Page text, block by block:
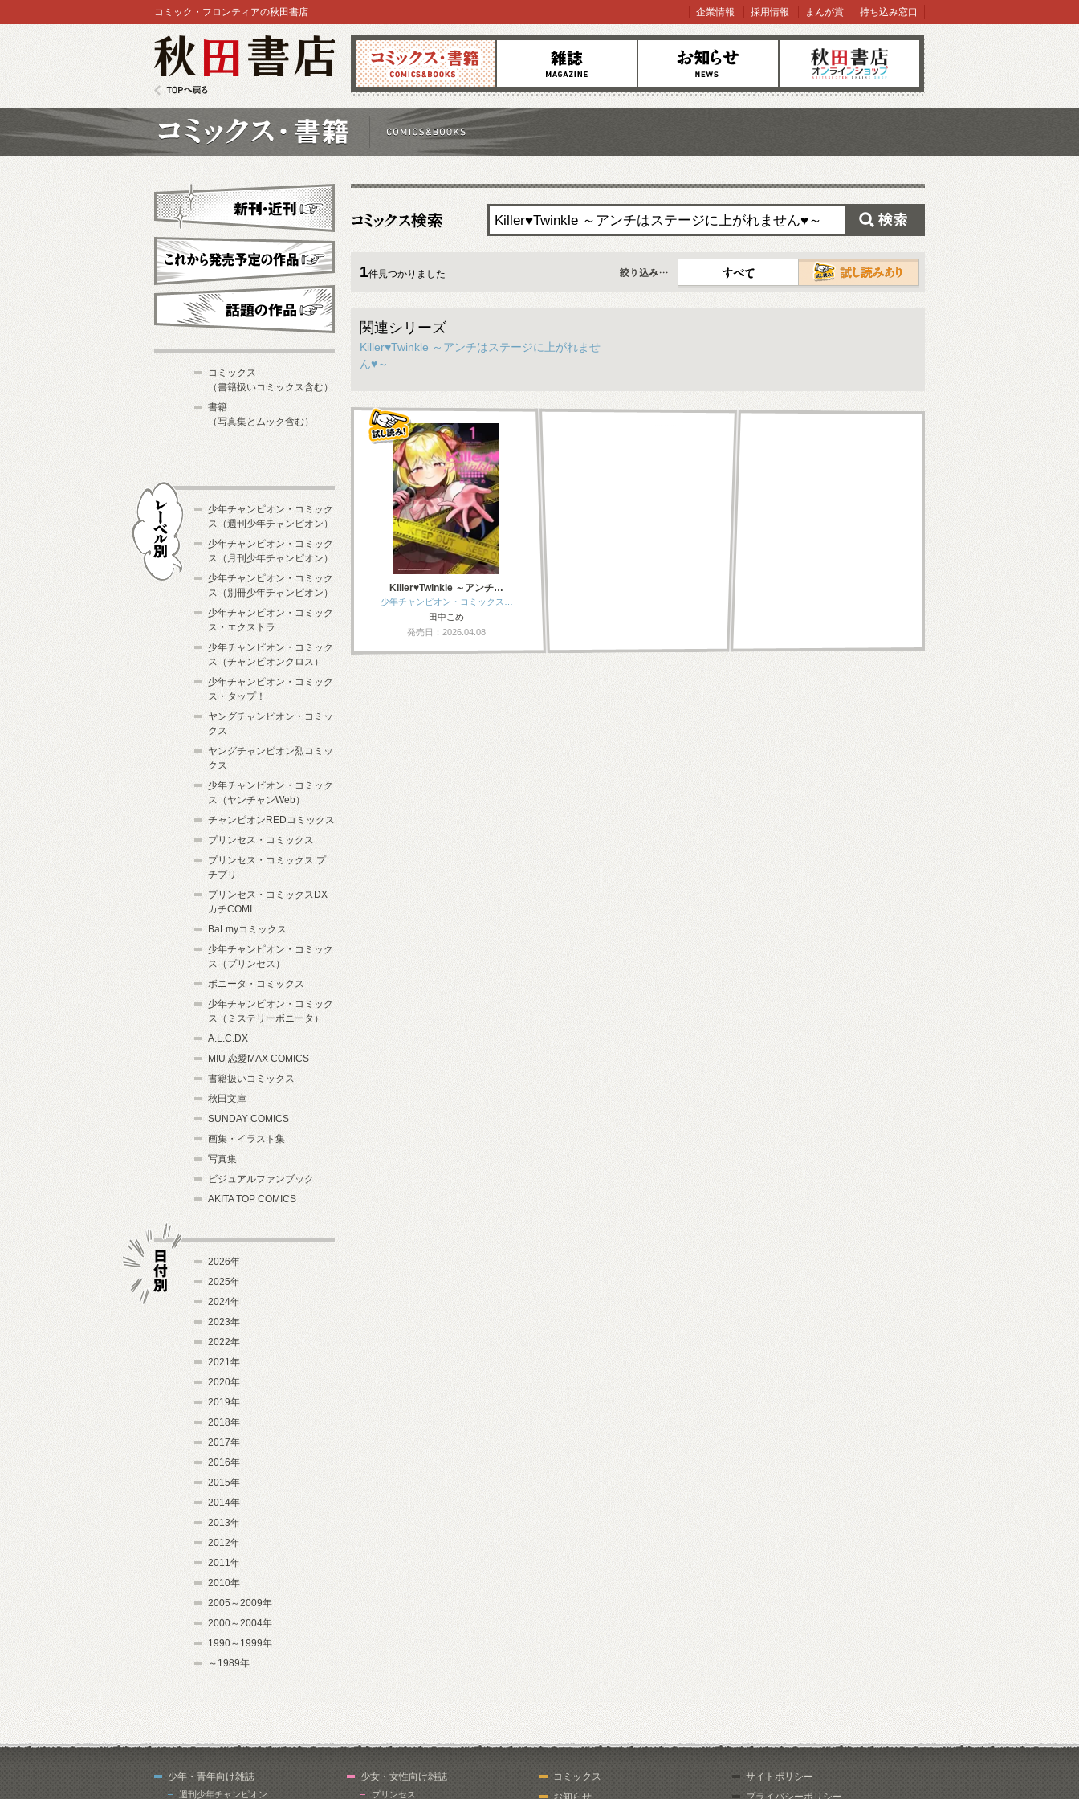
コミックス 雑誌 お知らせ オンラインショップ
コミック・フロンティアの秋田書店 企業情報 採用情報 まんが賞 持ち込み窓口
1件見つかりました
すべて
関連シリーズ
Killer♥Twinkle ～アンチはステージに上がれませ
ん♥～
Killer♥Twinkle ～アンチ…
少年チャンピオン・コミックス…
田中こめ
発売日：2026.04.08
新刊・近刊
これから発売予定
コミックス
（書籍扱いコミックス含む）
書籍
（写真集とムック含む）
少年チャンピオン・コミック
ス（週刊少年チャンピオン）
少年チャンピオン・コミック
ス（月刊少年チャンピオン）
少年チャンピオン・コミック
ス（別冊少年チャンピオン）
少年チャンピオン・コミック
ス・エクストラ
少年チャンピオン・コミック
ス（チャンピオンクロス）
少年チャンピオン・コミック
ス・タップ！
ヤングチャンピオン・コミッ
クス
ヤングチャンピオン烈コミッ
クス
少年チャンピオン・コミック
ス（ヤンチャンWeb）
チャンピオンREDコミックス
プリンセス・コミックス
プリンセス・コミックス プ
チプリ
プリンセス・コミックスDX
カチCOMI
BaLmyコミックス
少年チャンピオン・コミック
ス（プリンセス）
ボニータ・コミックス
少年チャンピオン・コミック
ス（ミステリーボニータ）
A.L.C.DX
MIU 恋愛MAX COMICS
書籍扱いコミックス
秋田文庫
SUNDAY COMICS
画集・イラスト集
写真集
ビジュアルファンブック
AKITA TOP COMICS
2026年
2025年
2024年
2023年
2022年
2021年
2020年
2019年
2018年
2017年
2016年
2015年
2014年
2013年
2012年
2011年
2010年
2005～2009年
2000～2004年
1990～1999年
～1989年
少年・青年向け雑誌
週刊少年チャンピオン
少女・女性向け雑誌
プリンセス
コミックス
お知らせ
サイトポリシー
プライバシーポリシー